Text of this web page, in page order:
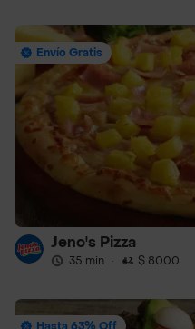
Envío Gratis
Jeno's Pizza
35 min · $ 8000